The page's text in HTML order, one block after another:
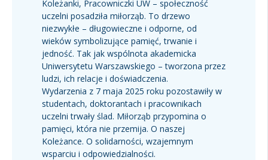
Koleżanki, Pracowniczki UW – społeczność
uczelni posadziła miłorząb. To drzewo
niezwykłe – długowieczne i odporne, od
wieków symbolizujące pamięć, trwanie i
jedność. Tak jak wspólnota akademicka
Uniwersytetu Warszawskiego – tworzona przez
ludzi, ich relacje i doświadczenia.
Wydarzenia z 7 maja 2025 roku pozostawiły w
studentach, doktorantach i pracownikach
uczelni trwały ślad. Miłorząb przypomina o
pamięci, która nie przemija. O naszej
Koleżance. O solidarności, wzajemnym
wsparciu i odpowiedzialności.